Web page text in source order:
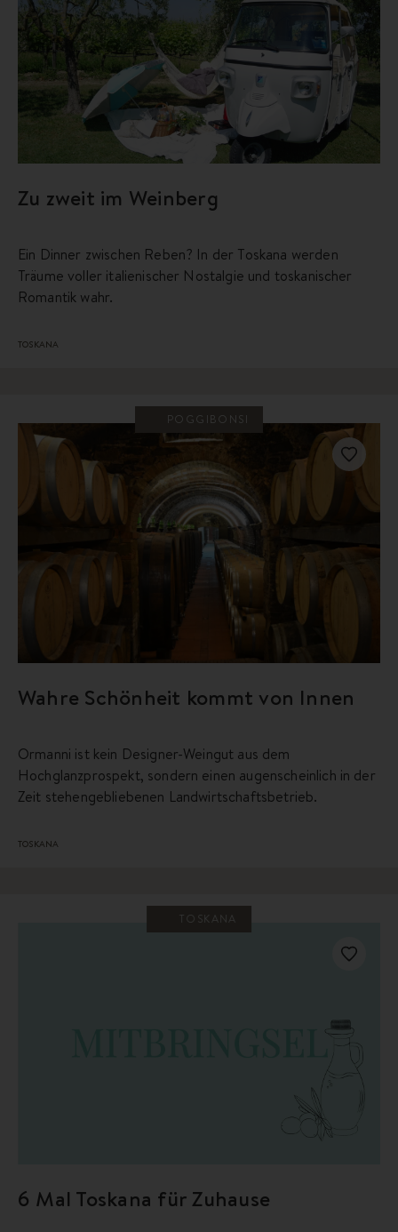
Zu zweit im Weinberg
Ein Dinner zwischen Reben? In der Toskana werden
Träume voller italienischer Nostalgie und toskanischer
Romantik wahr.
TOSKANA
POGGIBONSI
Wahre Schönheit kommt von Innen
Ormanni ist kein Designer-Weingut aus dem
Hochglanzprospekt, sondern einen augenscheinlich in der
Zeit stehengebliebenen Landwirtschaftsbetrieb.
TOSKANA
TOSKANA
6 Mal Toskana für Zuhause